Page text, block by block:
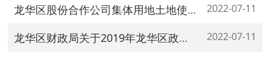
龙华区股份合作公司集体用地土地使用权交易理规范（试行） 2022-07-11
龙华区财政局关于2019年龙华区政府集中采购目录等事项的通知 2022-07-11